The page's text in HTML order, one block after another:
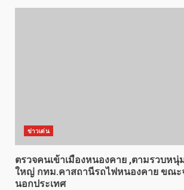
ข่าวเด่น
ตรวจคนเข้าเมืองหนองคาย ,ตามรวบหนุ่
ใหญ่ กทม.คาสถานีรถไฟหนองคาย ขณะ
นอกประเทศ